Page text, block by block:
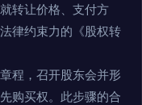
转让价格、支付方
律约束力的《股权转
程，召开股东会并形
购买权。此步骤的合